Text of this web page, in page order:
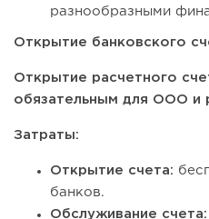
разнообразными
Открытие банковского
Открытие расчетного
обязательным для ООО и
Затраты:
Открытие счета:
банков.
Обслуживание счета: